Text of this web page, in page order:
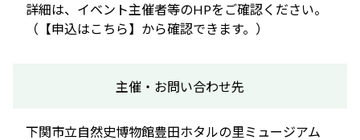
詳細は、イベント主催者等のHPをご確認ください。
（【申込はこちら】から確認できます。）
主催・お問い合わせ先
下関市立自然史博物館豊田ホタルの里ミュージアム